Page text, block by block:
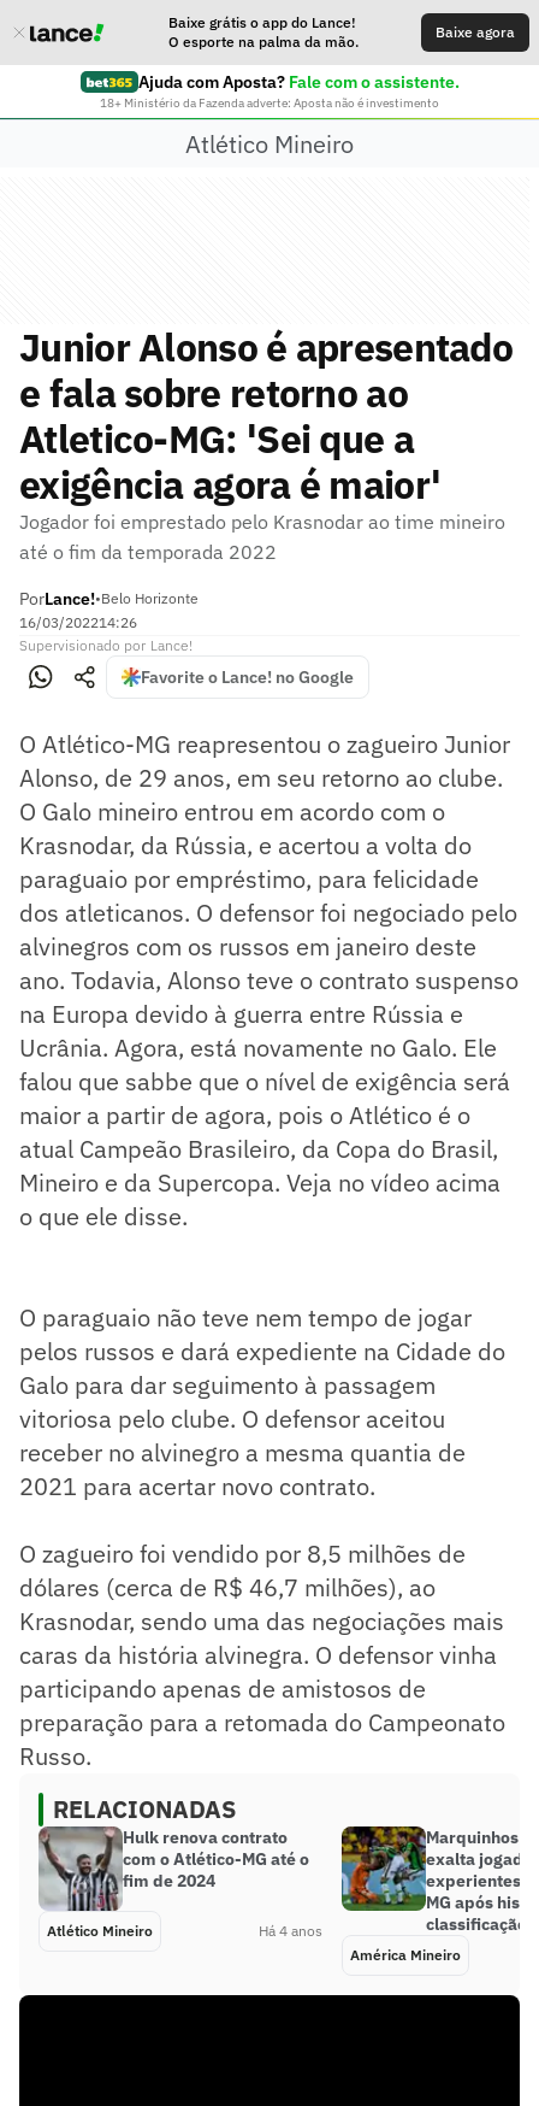
Baixe grátis o app do Lance!
O esporte na palma da mão.
Baixe agora
Ajuda com Aposta? Fale com o assistente.
18+ Ministério da Fazenda adverte: Aposta não é investimento
Atlético Mineiro
Junior Alonso é apresentado
e fala sobre retorno ao
Atletico-MG: 'Sei que a
exigência agora é maior'
Jogador foi emprestado pelo Krasnodar ao time mineiro
até o fim da temporada 2022
PorLance!•Belo Horizonte
16/03/202214:26
Supervisionado por Lance!
Favorite o Lance! no Google
O Atlético-MG reapresentou o zagueiro Junior
Alonso, de 29 anos, em seu retorno ao clube.
O Galo mineiro entrou em acordo com o
Krasnodar, da Rússia, e acertou a volta do
paraguaio por empréstimo, para felicidade
dos atleticanos. O defensor foi negociado pelo
alvinegros com os russos em janeiro deste
ano. Todavia, Alonso teve o contrato suspenso
na Europa devido à guerra entre Rússia e
Ucrânia. Agora, está novamente no Galo. Ele
falou que sabbe que o nível de exigência será
maior a partir de agora, pois o Atlético é o
atual Campeão Brasileiro, da Copa do Brasil,
Mineiro e da Supercopa. Veja no vídeo acima
o que ele disse.
O paraguaio não teve nem tempo de jogar
pelos russos e dará expediente na Cidade do
Galo para dar seguimento à passagem
vitoriosa pelo clube. O defensor aceitou
receber no alvinegro a mesma quantia de
2021 para acertar novo contrato.
O zagueiro foi vendido por 8,5 milhões de
dólares (cerca de R$ 46,7 milhões), ao
Krasnodar, sendo uma das negociações mais
caras da história alvinegra. O defensor vinha
participando apenas de amistosos de
preparação para a retomada do Campeonato
Russo.
RELACIONADAS
Hulk renova contrato
com o Atlético-MG até o
fim de 2024
Atlético Mineiro Há 4 anos
Marquinhos
exalta
experientes
MG após
classificação
América Mineiro